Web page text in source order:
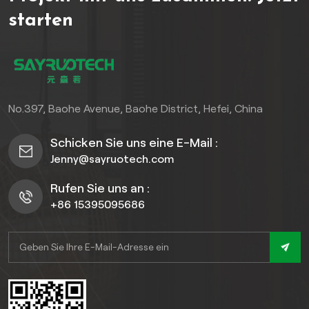
die ultimative Wahl für
anspruchsvolle Kunden.
3D-Struktur und machen
Gartenwege – sie sind eine
bieten den Charme von
vielfältige
Installationsanforderungen
starten
No.397, Baohe Avenue, Baohe District, Hefei, China
Schicken Sie uns eine E-Mail :
Jenny@sayruotech.com
Rufen Sie uns an :
+86 15395095686